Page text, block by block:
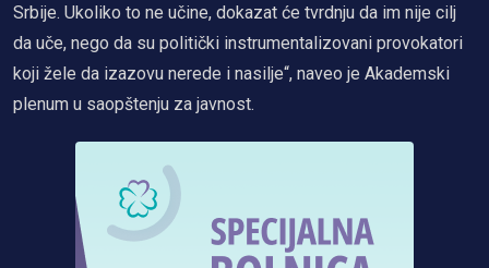
Srbije. Ukoliko to ne učine, dokazat će tvrdnju da im nije cilj
da uče, nego da su politički instrumentalizovani provokatori
koji žele da izazovu nerede i nasilje“, naveo je Akademski
plenum u saopštenju za javnost.